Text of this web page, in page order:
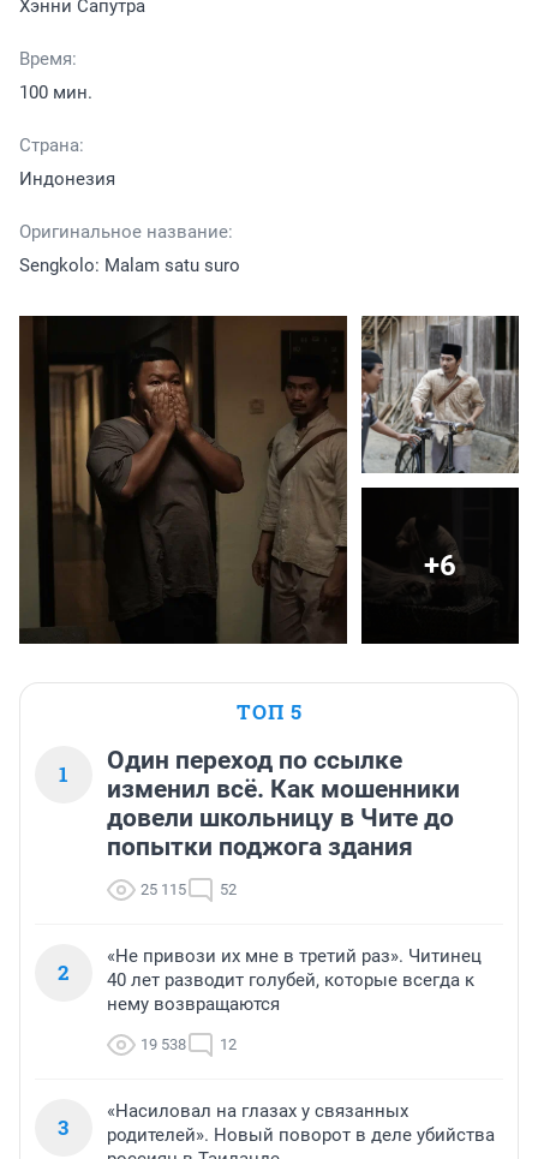
Хэнни Сапутра
Время:
100 мин.
Страна:
Индонезия
Оригинальное название:
Sengkolo: Malam satu suro
+6
ТОП 5
1
Один переход по ссылке
изменил всё. Как мошенники
довели школьницу в Чите до
попытки поджога здания
25 115 52
2
«Не привози их мне в третий раз». Читинец
40 лет разводит голубей, которые всегда к
нему возвращаются
19 538 12
3
«Насиловал на глазах у связанных
родителей». Новый поворот в деле убийства